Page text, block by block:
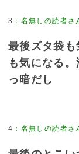
3 ： 名無しの読者さ
最後ズタ袋
も気になる
っ暗だし
4 ： 名無しの読者さ